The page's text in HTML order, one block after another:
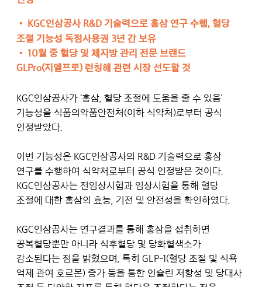
•
KGC인삼공사 R&D 기술력으로 홍삼 연구 수행, 혈당
조절 기능성 독점사용권 3년 간 보유
• 10월 중 혈당 및 체지방 관리 전문 브랜드
GLPro(지엘프로) 런칭해 관련 시장 선도할 것
KGC인삼공사가 ‘홍삼, 혈당 조절에 도움을 줄 수 있음’
기능성을 식품의약품안전처(이하 식약처)로부터 공식
인정받았다.
이번 기능성은 KGC인삼공사의 R&D 기술력으로 홍삼
연구를 수행하여 식약처로부터 공식 인정받은 것이다.
KGC인삼공사는 전임상시험과 임상시험을 통해 혈당
조절에 대한 홍삼의 효능, 기전 및 안전성을 확인하였다.
KGC인삼공사는 연구결과를 통해 홍삼을 섭취하면
공복혈당뿐만 아니라 식후혈당 및 당화혈색소가
감소된다는 점을 밝혔으며, 특히 GLP-1(혈당 조절 및 식욕
억제 관여 호르몬) 증가 등을 통한 인슐린 저항성 및 당대사